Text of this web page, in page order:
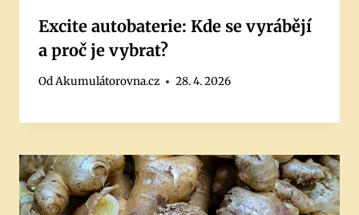
Excite autobaterie: Kde se vyrábějí
a proč je vybrat?
OdAkumulátorovna.cz 28. 4. 2026